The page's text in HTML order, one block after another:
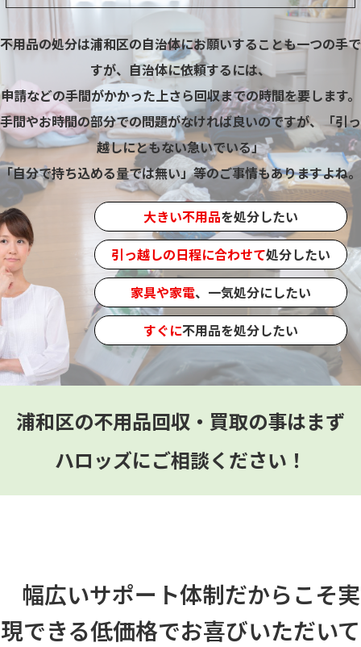
不用品の処分は浦和区の自治体にお願いすることも一つの手で
すが、自治体に依頼するには、
申請などの手間がかかった上さら回収までの時間を要します。
手間やお時間の部分での問題がなければ良いのですが、「引っ
越しにともない急いでいる」
「自分で持ち込める量では無い」等のご事情もありますよね。
大きい不用品を処分したい
引っ越しの日程に合わせて処分したい
家具や家電、一気処分にしたい
すぐに不用品を処分したい
浦和区の不用品回収・買取の事はまず
ハロッズにご相談ください！
幅広いサポート体制だからこそ実
現できる低価格でお喜びいただいて